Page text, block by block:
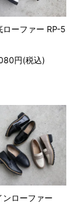
ローファー RP-5
円(税込)
ンローファー